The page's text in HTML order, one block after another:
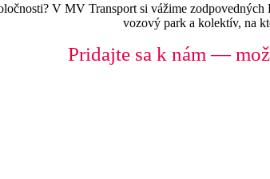
V MV Transport si vážime
vozový park a kolektív, na
Pridajte sa k nám —